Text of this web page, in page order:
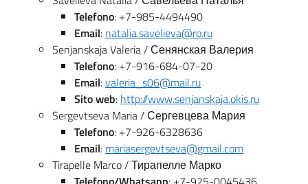
Telefono: +7-985-4494490
Email: natalia.savelieva@ro.ru
Senjanskaja Valeria / Сенянская Валерия
Telefono: +7-916-684-07-20
Email:valeria_s06@mail.ru
Sito web: http://www.senjanskaja.okis.ru
Sergevtseva Maria / Сергевцева Мария
Telefono: +7-926-6328636
Email: mariasergevtseva@gmail.com
Tirapelle Marco / Тирапелле Марко